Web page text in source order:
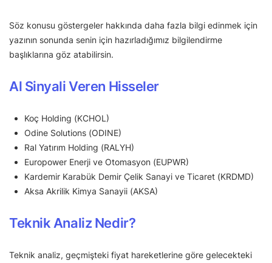
Söz konusu göstergeler hakkında daha fazla bilgi edinmek için
yazının sonunda senin için hazırladığımız bilgilendirme
başlıklarına göz atabilirsin.
Al Sinyali Veren Hisseler
Koç Holding (KCHOL)
Odine Solutions (ODINE)
Ral Yatırım Holding (RALYH)
Europower Enerji ve Otomasyon (EUPWR)
Kardemir Karabük Demir Çelik Sanayi ve Ticaret (KRDMD)
Aksa Akrilik Kimya Sanayii (AKSA)
Teknik Analiz Nedir?
Teknik analiz, geçmişteki fiyat hareketlerine göre gelecekteki